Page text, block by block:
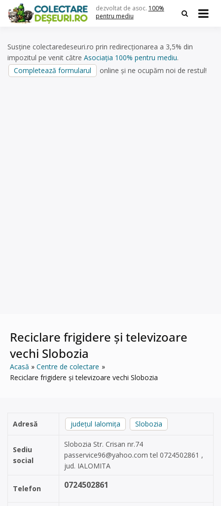
content
dezvoltat de asoc. 100%
pentru mediu
Susține colectaredeseuri.ro prin redirecționarea a 3,5% din
impozitul pe venit către Asociația 100% pentru mediu.
Completează formularul
online și ne ocupăm noi de restul!
Reciclare frigidere și televizoare
vechi Slobozia
Acasă
Centre de colectare
Reciclare frigidere și televizoare vechi Slobozia
Adresă județul Ialomița Slobozia
Sediu
social
Slobozia Str. Crisan nr.74
passervice96@yahoo.com tel 0724502861 ,
jud. IALOMITA
Telefon 0724502861